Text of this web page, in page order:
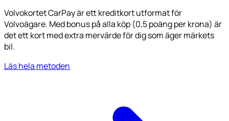
Volvokortet CarPay är ett kreditkort utformat för
Volvoägare. Med bonus på alla köp (0,5 poäng per krona) är
det ett kort med extra mervärde för dig som äger märkets
bil.
Läs hela metoden